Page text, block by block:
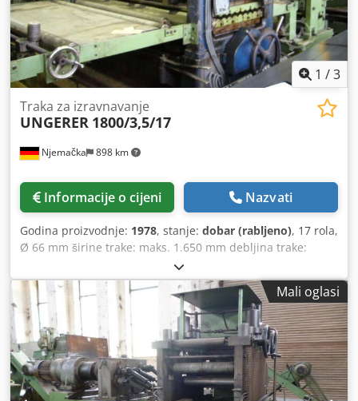
1 /3
Njemačka 898 km
Traka za izravnavanje
UNGERER 1800/3,5/17
Informacije o cijeni Nazvati
Godina proizvodnje: 1978, stanje: dobar (rabljeno), 17 rola,
Ø 66 mm širine trake: maks. 1.650 mm debljina trake:
maks. 3,5 mm Cjdobifp Uspfx Ahqerf
Mali oglasi